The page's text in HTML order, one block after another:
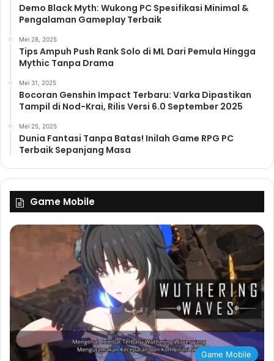
Demo Black Myth: Wukong PC Spesifikasi Minimal &
Pengalaman Gameplay Terbaik
Mei 28, 2025
Tips Ampuh Push Rank Solo di ML Dari Pemula Hingga
Mythic Tanpa Drama
Mei 31, 2025
Bocoran Genshin Impact Terbaru: Varka Dipastikan
Tampil di Nod-Krai, Rilis Versi 6.0 September 2025
Mei 25, 2025
Dunia Fantasi Tanpa Batas! Inilah Game RPG PC
Terbaik Sepanjang Masa
Game Mobile
Game Mobile